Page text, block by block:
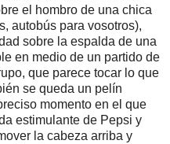
el hombro de una chica
autobús para vosotros),
sobre la espalda de una
en medio de un partido de
que parece tocar lo que
se queda un pelín
momento en el que
estimulante de Pepsi y
la cabeza arriba y